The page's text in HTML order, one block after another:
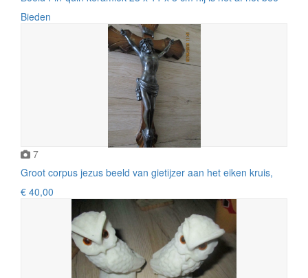
Bieden
7
Groot corpus jezus beeld van gietijzer aan het eiken kruis,
€ 40,00